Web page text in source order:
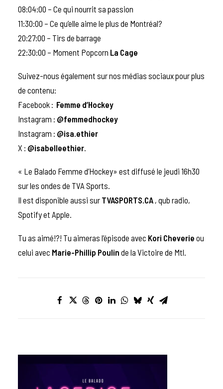
08:04:00 – Ce qui nourrit sa passion
11:30:00 – Ce qu’elle aime le plus de Montréal?
20:27:00 – Tirs de barrage
22:30:00 – Moment Popcorn La Cage
Suivez-nous également sur nos médias sociaux pour plus
de contenu:
Facebook : Femme d’Hockey
Instagram : @femmedhockey
Instagram : @isa.ethier
X : @isabelleethier
« Le Balado Femme d’Hockey» est diffusé le jeudi 16h30
sur les ondes de TVA Sports.
Il est disponible aussi sur TVASPORTS.CA , qub radio,
Spotify et Apple.
Tu as aimé!?! Tu aimeras l’épisode avec Kori Cheverie ou
celui avec Marie-Phillip Poulin de la Victoire de Mtl.